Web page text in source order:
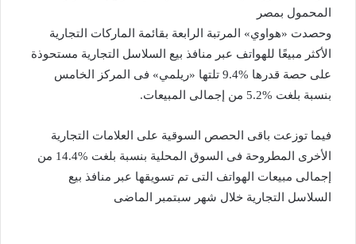
المحمول بمصر
وحصدت «هواوي» المرتبة الرابعة بقائمة الماركات التجارية
الأكثر مبيعًا للهواتف عبر منافذ بيع السلاسل التجارية مستحوذة
على حصة قدرها %9.4 تلتها «ريلمي» فى المركز الخامس
بنسبة بلغت %5.2 من إجمالى المبيعات.
فيما توزعت باقى الحصص السوقية على العلامات التجارية
الأخرى المطروحة فى السوق المحلية بنسبة بلغت %14.4 من
إجمالى مبيعات الهواتف التى تم تسويقها عبر منافذ بيع
السلاسل التجارية خلال شهر سبتمبر الماضى